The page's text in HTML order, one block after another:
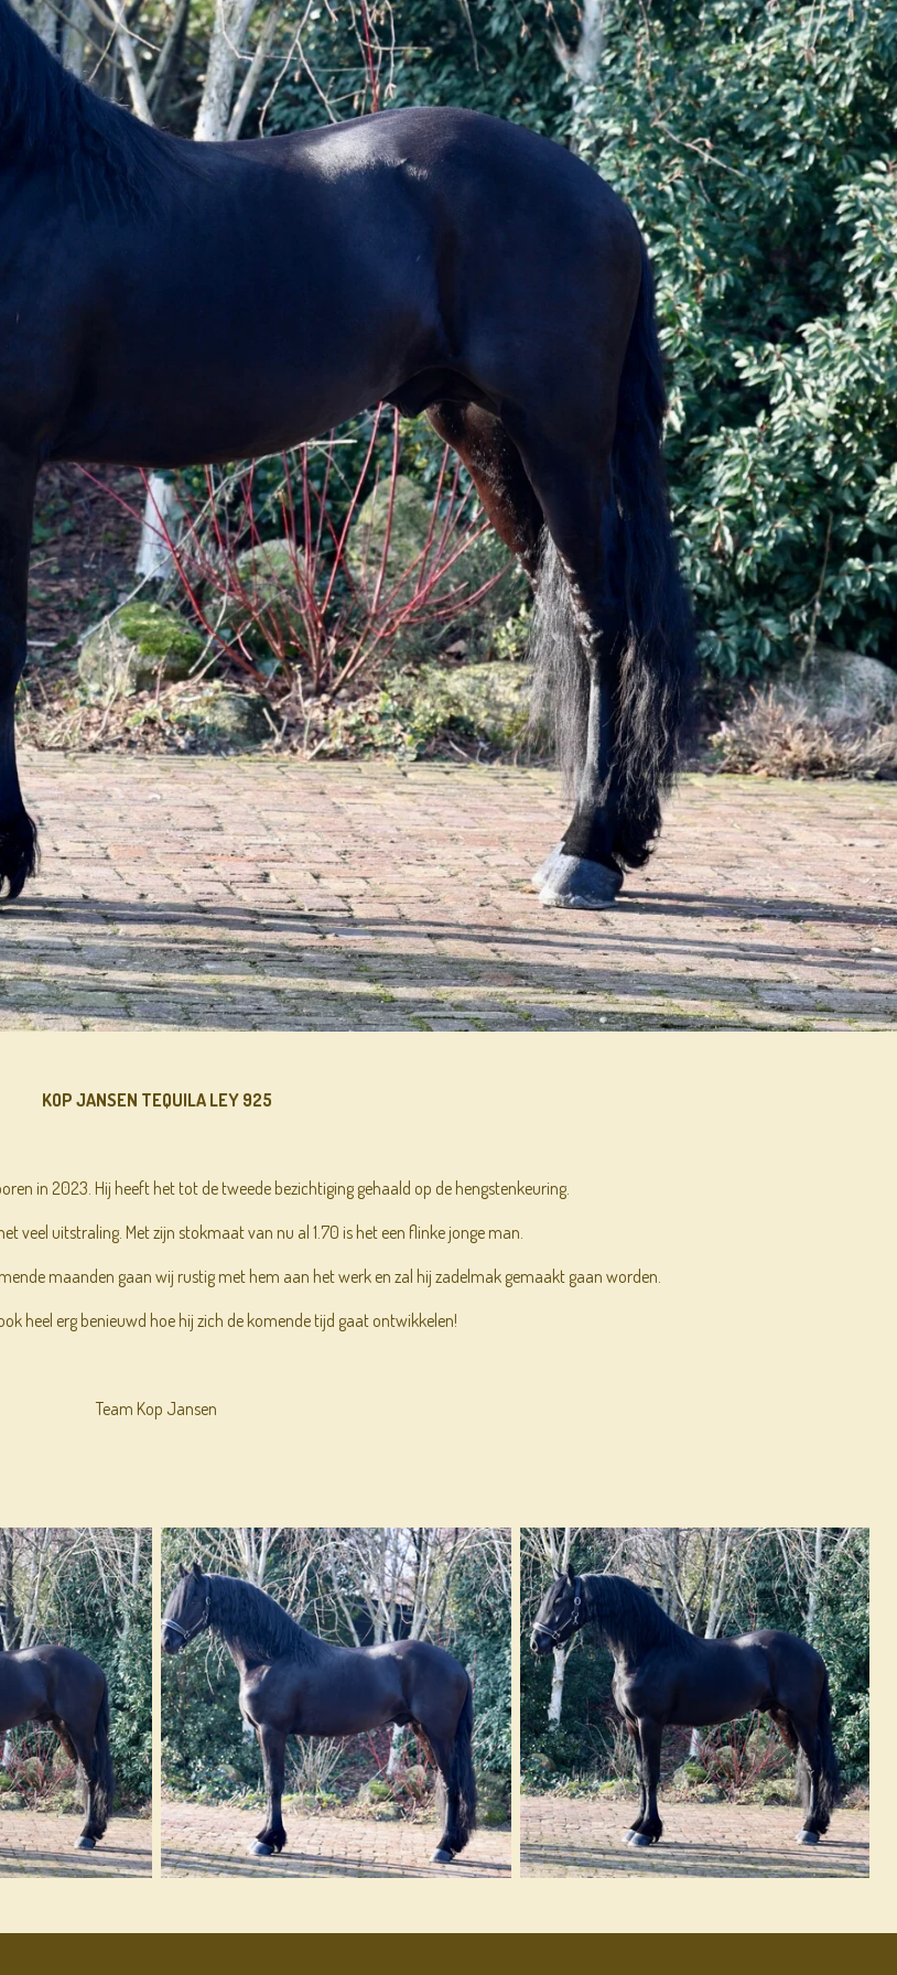
KOP JANSEN TEQUILA LEY 925
in 2023. Hij heeft het tot de tweede bezichtiging gehaald op de hengstenkeuring.
veel uitstraling. Met zijn stokmaat van nu al 1.70 is het een flinke jonge man.
maanden gaan wij rustig met hem aan het werk en zal hij zadelmak gemaakt gaan worden.
heel erg benieuwd hoe hij zich de komende tijd gaat ontwikkelen!
Team Kop Jansen